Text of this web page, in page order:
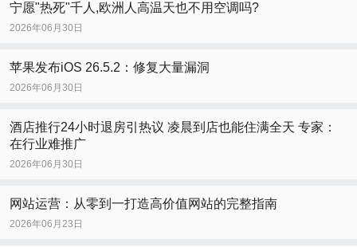
宁愿"热死"千人,欧洲人高温天也不用空调吗?
2026年06月30日
苹果发布iOS 26.5.2：修复大量漏洞
2026年06月30日
酒店推行24小时退房引热议 凌晨到店也能住满全天 专家：
在行业难推广
2026年06月30日
网站运营：从零到一打造高价值网站的完整指南
2026年06月23日